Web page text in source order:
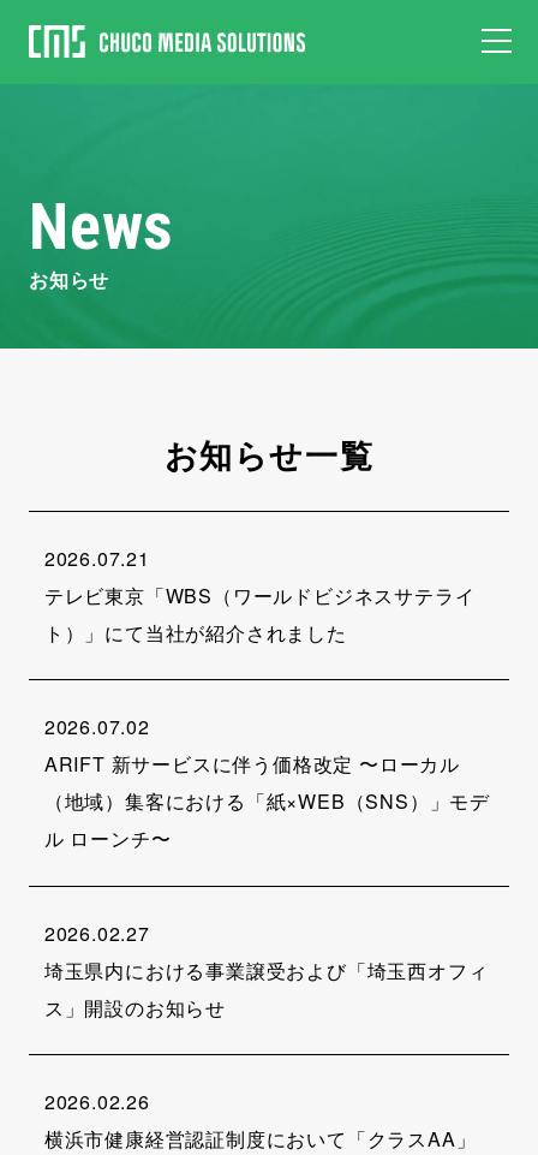
News
お知らせ
お知らせ一覧
2026.07.21
テレビ東京「WBS（ワールドビジネスサテライ
ト）」にて当社が紹介されました
2026.07.02
ARIFT 新サービスに伴う価格改定 〜ローカル
（地域）集客における「紙×WEB（SNS）」モデ
ル ローンチ〜
2026.02.27
埼玉県内における事業譲受および「埼玉西オフィ
ス」開設のお知らせ
2026.02.26
横浜市健康経営認証制度において「クラスAA」